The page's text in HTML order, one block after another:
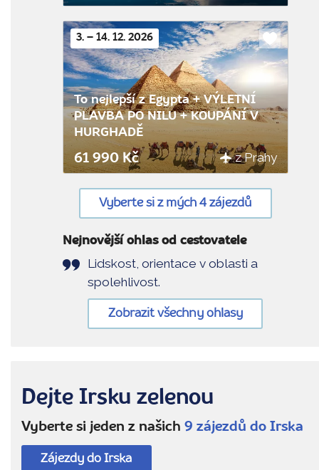
3. – 14. 12. 2026
Do
oblíbených
To nejlepší z Egypta + VÝLETNÍ
PLAVBA PO NILU + KOUPÁNÍ V
HURGHADĚ
61 990 Kč z Prahy
Vyberte si z mých 4 zájezdů
Nejnovější ohlas od cestovatele
Lidskost, orientace v oblasti a
spolehlivost.
Zobrazit všechny ohlasy
Dejte Irsku zelenou
Vyberte si jeden z našich 9 zájezdů do Irska
Zájezdy do Irska